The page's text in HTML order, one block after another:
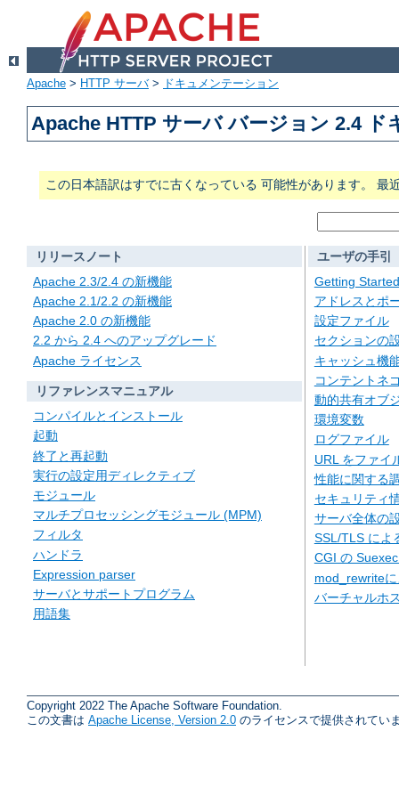
Apache > HTTP サーバ> ドキュメンテーション
Apache HTTP サーバ バージョン 2.4 ド
この日本語訳はすでに古くなっている 可能性があります。 最
リリースノート
Apache 2.3/2.4 の新機能
Apache 2.1/2.2 の新機能
Apache 2.0 の新機能
2.2 から 2.4 へのアップグレード
Apache ライセンス
リファレンスマニュアル
コンパイルとインストール
起動
終了と再起動
実行の設定用ディレクティブ
モジュール
マルチプロセッシングモジュール (MPM)
フィルタ
ハンドラ
Expression parser
サーバとサポートプログラム
用語集
ユーザの手引
Getting Started
アドレスとポ
設定ファイル
セクションの
キャッシュ機
コンテントネ
動的共有オブ
環境変数
ログファイル
URL をファイ
性能に関する
セキュリティ
サーバ全体の
SSL/TLS によ
CGI の
mod_rewrite
バーチャルホ
Copyright 2022 The Apache Software Foundation.
この文書は Apache License, Version 2.0 のライセンスで提供されてい